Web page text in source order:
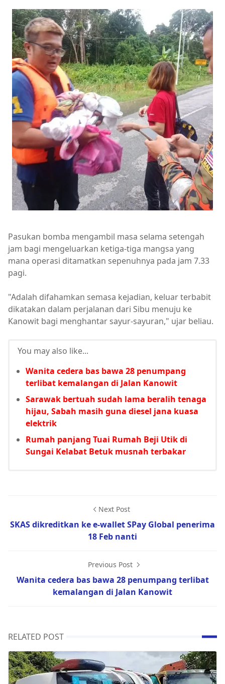
Pasukan bomba mengambil masa selama setengah
jam bagi mengeluarkan ketiga-tiga mangsa yang
mana operasi ditamatkan sepenuhnya pada jam 7.33
pagi.
"Adalah difahamkan semasa kejadian, keluar terbabit
dikatakan dalam perjalanan dari Sibu menuju ke
Kanowit bagi menghantar sayur-sayuran," ujar beliau.
You may also like...
Wanita cedera bas bawa 28 penumpang
terlibat kemalangan di Jalan Kanowit
Sarawak bertuah sudah lama beralih tenaga
hijau, Sabah masih guna diesel jana kuasa
elektrik
Rumah panjang Tuai Rumah Beji Utik di
Sungai Kelabat Betuk musnah terbakar
Next Post
SKAS dikreditkan ke e-wallet SPay Global penerima
18 Feb nanti
Previous Post
Wanita cedera bas bawa 28 penumpang terlibat
kemalangan di Jalan Kanowit
RELATED POST